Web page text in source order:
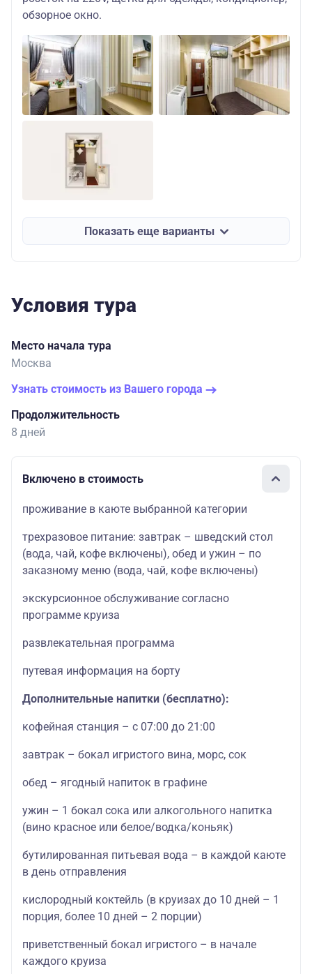
обзорное окно.
Показать еще варианты
Условия тура
Место начала тура
Москва
Узнать стоимость из Вашего города
Продолжительность
8 дней
Включено в стоимость
проживание в каюте выбранной категории
трехразовое питание: завтрак – шведский стол
(вода, чай, кофе включены), обед и ужин – по
заказному меню (вода, чай, кофе включены)
экскурсионное обслуживание согласно
программе круиза
развлекательная программа
путевая информация на борту
Дополнительные напитки (бесплатно):
кофейная станция – с 07:00 до 21:00
завтрак – бокал игристого вина, морс, сок
обед – ягодный напиток в графине
ужин – 1 бокал сока или алкогольного напитка
(вино красное или белое/водка/коньяк)
бутилированная питьевая вода – в каждой каюте
в день отправления
кислородный коктейль (в круизах до 10 дней – 1
порция, более 10 дней – 2 порции)
приветственный бокал игристого – в начале
каждого круиза